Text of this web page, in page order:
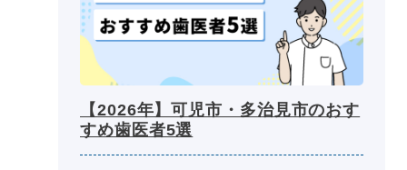
【2026年】可児市・多治見市のおす
すめ歯医者5選